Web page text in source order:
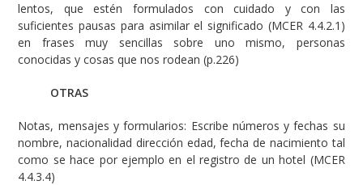
lentos, que estén formulados con cuidado y con las
suficientes pausas para asimilar el significado (MCER 4.4.2.1)
en frases muy sencillas sobre uno mismo, personas
conocidas y cosas que nos rodean (p.226)
OTRAS
Notas, mensajes y formularios: Escribe números y fechas su
nombre, nacionalidad dirección edad, fecha de nacimiento tal
como se hace por ejemplo en el registro de un hotel (MCER
4.4.3.4)